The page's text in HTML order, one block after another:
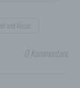
and Music
0 Kommentare